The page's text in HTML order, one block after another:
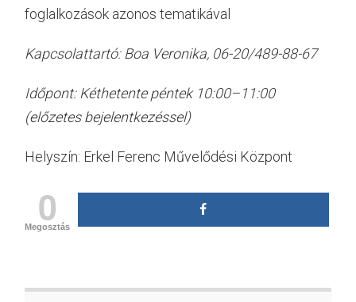
foglalkozások azonos tematikával
Kapcsolattartó: Boa Veronika, 06-20/489-88-67
Időpont: Kéthetente péntek 10:00–11:00
(előzetes bejelentkezéssel)
Helyszín: Erkel Ferenc Művelődési Központ
0
Megosztás